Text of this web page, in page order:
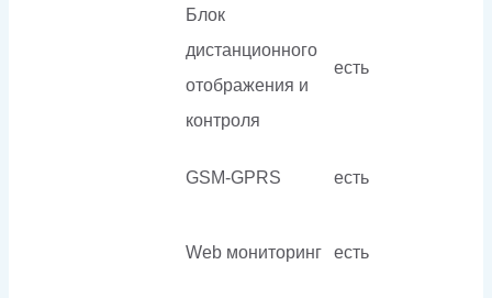
Блок
дистанционного
отображения и
контроля
есть
GSM-GPRS есть
Web мониторинг есть